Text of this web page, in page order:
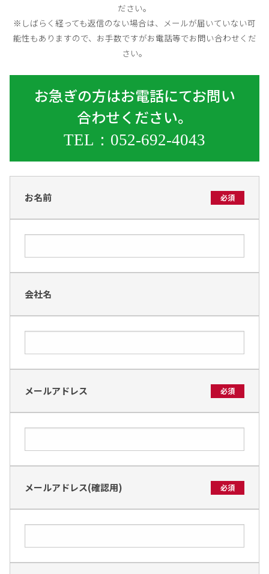
ださい。
※しばらく経っても返信のない場合は、メールが届いていない可
能性もありますので、お手数ですがお電話等でお問い合わせくだ
さい。
お急ぎの方はお電話にてお問い
合わせください。
TEL：052-692-4043
お名前 必須
会社名
メールアドレス 必須
メールアドレス(確認用) 必須